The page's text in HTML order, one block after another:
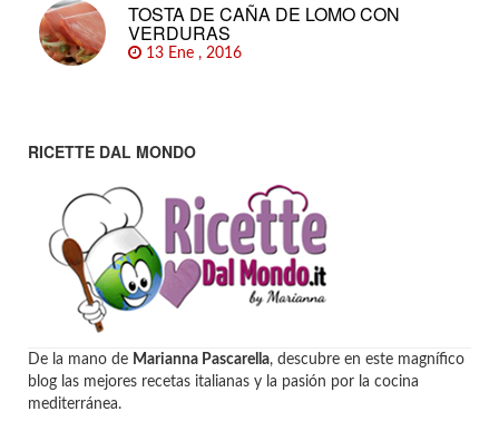
TOSTA DE CAÑA DE LOMO CON
VERDURAS
13 Ene , 2016
RICETTE DAL MONDO
De la mano de Marianna Pascarella, descubre en este magnífico
blog las mejores recetas italianas y la pasión por la cocina
mediterránea.